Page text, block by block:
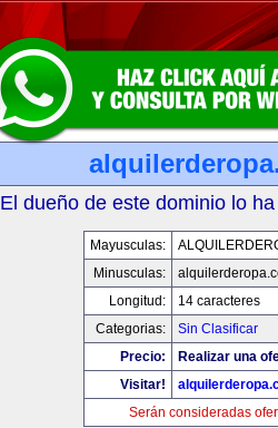
El dueño de este dominio lo
Mayusculas:
Minusculas:
Longitud:
14 caracteres
Categorias:
Sin Clasificar
Precio:
Realizar una
Visitar!
Serán consideradas